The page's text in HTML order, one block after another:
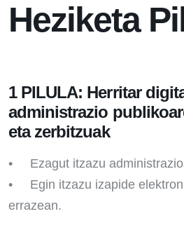
Heziketa
1 PILULA: Herritar
administrazio
eta zerbitzuak
• Ezagut itzazu
• Egin itzazu izapide
errazean.